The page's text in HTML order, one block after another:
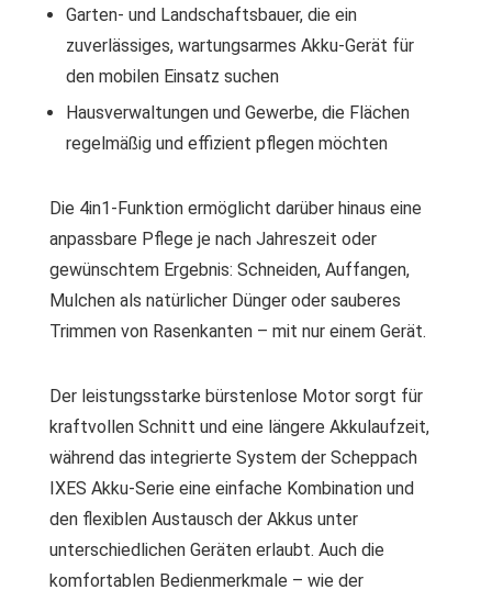
Garten- und Landschaftsbauer, die ein
zuverlässiges, wartungsarmes Akku-Gerät für
den mobilen Einsatz suchen
Hausverwaltungen und Gewerbe, die Flächen
regelmäßig und effizient pflegen möchten
Die 4in1-Funktion ermöglicht darüber hinaus eine
anpassbare Pflege je nach Jahreszeit oder
gewünschtem Ergebnis: Schneiden, Auffangen,
Mulchen als natürlicher Dünger oder sauberes
Trimmen von Rasenkanten – mit nur einem Gerät.
Der leistungsstarke bürstenlose Motor sorgt für
kraftvollen Schnitt und eine längere Akkulaufzeit,
während das integrierte System der Scheppach
IXES Akku-Serie eine einfache Kombination und
den flexiblen Austausch der Akkus unter
unterschiedlichen Geräten erlaubt. Auch die
komfortablen Bedienmerkmale – wie der